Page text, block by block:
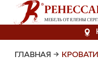
ГЛАВНАЯ →